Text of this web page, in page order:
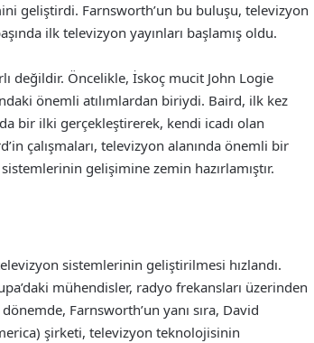
geliştirdi. Farnsworth’un bu buluşu, televizyon
ilk televizyon yayınları başlamış oldu.
değildir. Öncelikle, İskoç mucit John Logie
önemli atılımlardan biriydi. Baird, ilk kez
bir ilki gerçekleştirerek, kendi icadı olan
çalışmaları, televizyon alanında önemli bir
gelişimine zemin hazırlamıştır.
sistemlerinin geliştirilmesi hızlandı.
mühendisler, radyo frekansları üzerinden
Farnsworth’un yanı sıra, David
şirketi, televizyon teknolojisinin